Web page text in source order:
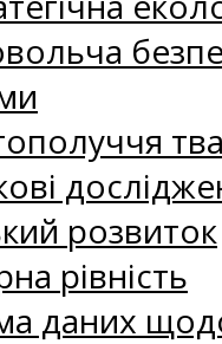
розвиток
рівність
даних